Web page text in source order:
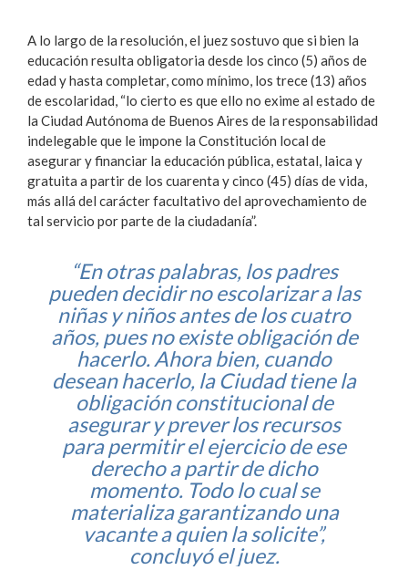
A lo largo de la resolución, el juez sostuvo que si bien la
educación resulta obligatoria desde los cinco (5) años de
edad y hasta completar, como mínimo, los trece (13) años
de escolaridad, “lo cierto es que ello no exime al estado de
la Ciudad Autónoma de Buenos Aires de la responsabilidad
indelegable que le impone la Constitución local de
asegurar y financiar la educación pública, estatal, laica y
gratuita a partir de los cuarenta y cinco (45) días de vida,
más allá del carácter facultativo del aprovechamiento de
tal servicio por parte de la ciudadanía”.
“En otras palabras, los padres
pueden decidir no escolarizar a las
niñas y niños antes de los cuatro
años, pues no existe obligación de
hacerlo. Ahora bien, cuando
desean hacerlo, la Ciudad tiene la
obligación constitucional de
asegurar y prever los recursos
para permitir el ejercicio de ese
derecho a partir de dicho
momento. Todo lo cual se
materializa garantizando una
vacante a quien la solicite”,
concluyó el juez.